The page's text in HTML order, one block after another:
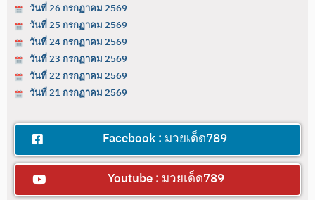
วันที่ 26 กรกฏาคม 2569
วันที่ 25 กรกฏาคม 2569
วันที่ 24 กรกฏาคม 2569
วันที่ 23 กรกฏาคม 2569
วันที่ 22 กรกฏาคม 2569
วันที่ 21 กรกฏาคม 2569
Facebook : มวยเด็ด789
Youtube : มวยเด็ด789